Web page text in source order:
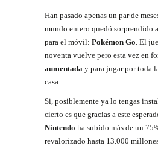
Han pasado apenas un par de
mundo entero quedó sorprendido
para el móvil: Pokémon Go. El
noventa vuelve pero esta vez en
aumentada y para jugar por toda
casa.
Si, posiblemente ya lo tengas
cierto es que gracias a este
Nintendo ha subido más de un
revalorizado hasta 13.000